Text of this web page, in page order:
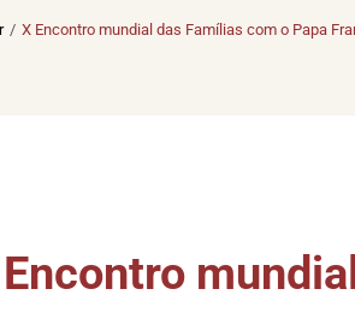
/ X Encontro mundial das Famílias com o Papa